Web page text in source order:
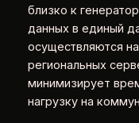
близко к
данных в единый
осуществляются
региональных
минимизирует
нагрузку на